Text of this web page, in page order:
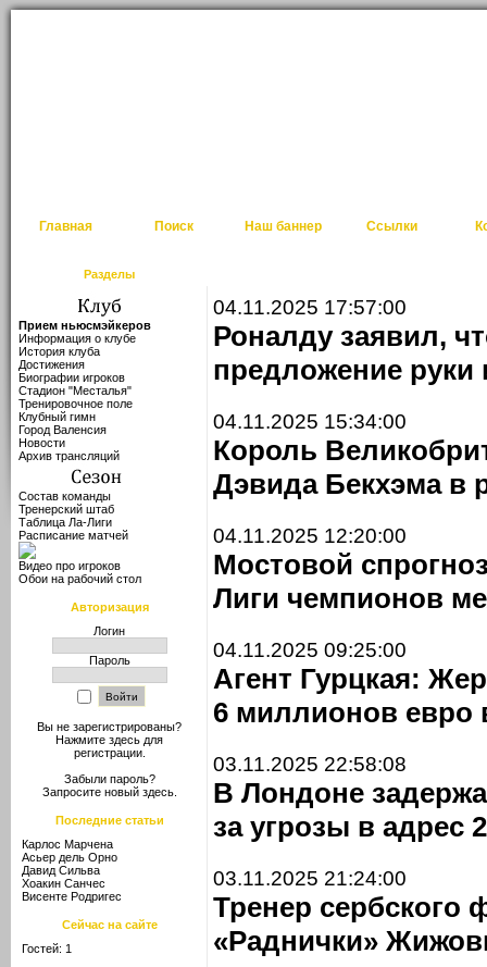
Главная Поиск Наш баннер Ссылки
Разделы
Прием ньюсмэйкеров
Информация о клубе
История клуба
Достижения
Биографии игроков
Стадион "Месталья"
Тренировочное поле
Клубный гимн
Город Валенсия
Новости
Архив трансляций
Состав команды
Тренерский штаб
Таблица Ла-Лиги
Расписание матчей
Видео про игроков
Обои на рабочий стол
Авторизация
Логин
Пароль
Вы не зарегистрированы?
Нажмите здесь для
регистрации.
Забыли пароль?
Запросите новый здесь.
Последние статьи
Карлос Марчена
Асьер дель Орно
Давид Сильва
Хоакин Санчес
Висенте Родригес
Сейчас на сайте
Гостей: 1
04.11.2025 17:57:00
Роналду заявил,
предложение руки
04.11.2025 15:34:00
Король
Дэвида Бекхэма в
04.11.2025 12:20:00
Мостовой
Лиги чемпионов
04.11.2025 09:25:00
Агент Гурцкая:
6 миллионов евро
03.11.2025 22:58:08
В Лондоне
за угрозы в адрес
03.11.2025 21:24:00
Тренер сербского
«Раднички»